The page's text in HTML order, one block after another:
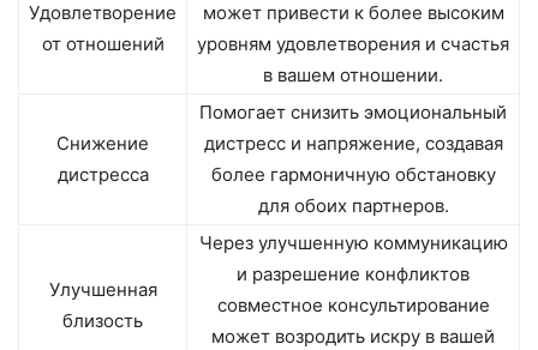
Удовлетворение
от отношений
может привести к более высоким
уровням удовлетворения и счастья
в вашем отношении.
Снижение
дистресса
Помогает снизить эмоциональный
дистресс и напряжение, создавая
более гармоничную обстановку
для обоих партнеров.
Улучшенная
близость
Через улучшенную коммуникацию
и разрешение конфликтов
совместное консультирование
может возродить искру в вашей